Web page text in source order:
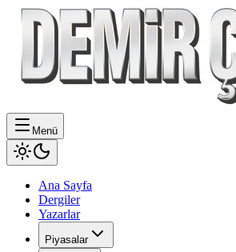
Menü
Ana Sayfa
Dergiler
Yazarlar
Piyasalar